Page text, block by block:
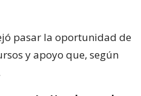
pasar la oportunidad de
y apoyo que, según